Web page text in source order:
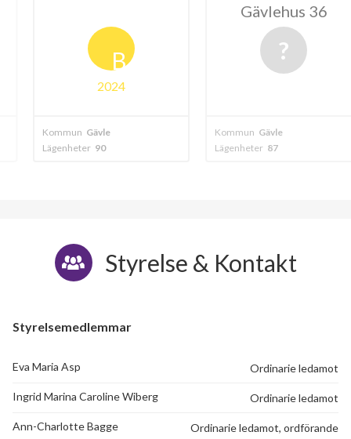
Kommun Kommun
Styrelse & Kontakt
Styrelsemedlemmar
Eva Maria Asp Ordinarie ledamot
Ingrid Marina Caroline Wiberg Ordinarie ledamot
Ann-Charlotte Bagge Ordinarie ledamot, ordförande